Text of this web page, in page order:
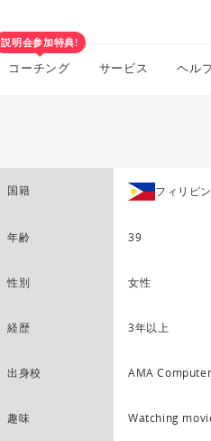
説明会参加特典!
コーチング サービス ヘル
国籍 フィリピン
年齢 39
性別 女性
経歴 3年以上
出身校 AMA
趣味 Watching